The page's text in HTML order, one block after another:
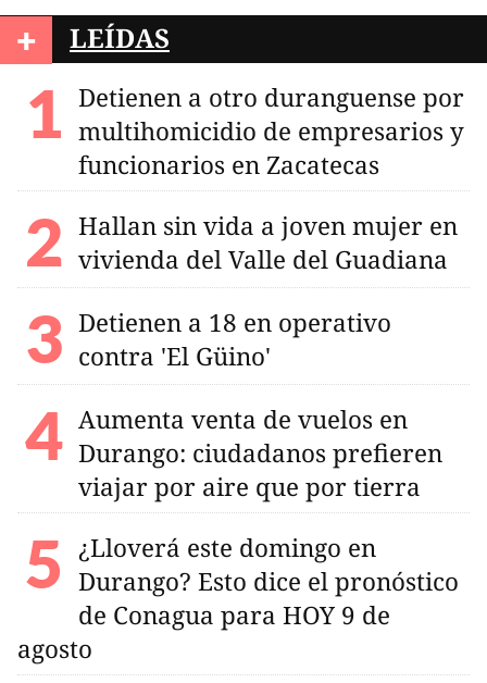
+ LEÍDAS
Detienen a otro duranguense por
multihomicidio de empresarios y
funcionarios en Zacatecas
Hallan sin vida a joven mujer en
vivienda del Valle del Guadiana
Detienen a 18 en operativo
contra 'El Güino'
Aumenta venta de vuelos en
Durango: ciudadanos prefieren
viajar por aire que por tierra
¿Lloverá este domingo en
Durango? Esto dice el pronóstico
de Conagua para HOY 9 de
agosto